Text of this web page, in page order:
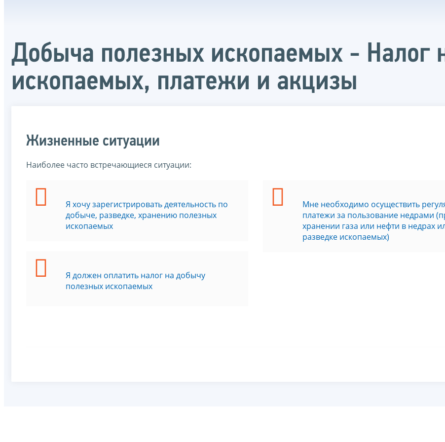
Добыча полезных ископаемых - Налог
ископаемых, платежи и акцизы
Жизненные ситуации
Наиболее часто встречающиеся ситуации:
Я хочу зарегистрировать деятельность по
добыче, разведке, хранению полезных
ископаемых
Я должен оплатить налог на добычу
полезных ископаемых
Мне необходимо осуществить
платежи за пользование недрами
хранении газа или нефти в недрах
разведке ископаемых)